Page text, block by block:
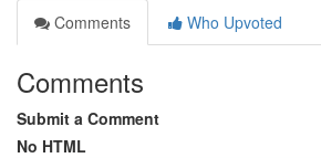
Comments
Who Upvoted
Comments
Submit a Comment
No HTML